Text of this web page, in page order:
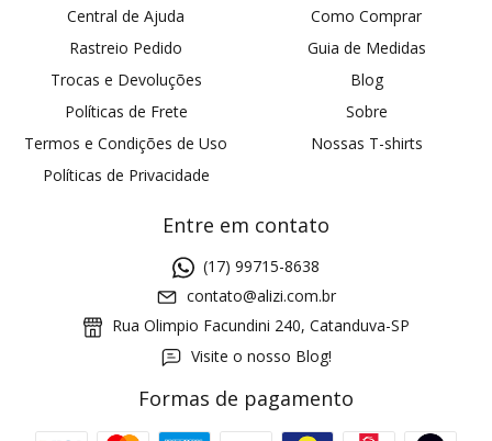
Central de Ajuda
Rastreio Pedido
Trocas e Devoluções
Políticas de Frete
Termos e Condições de Uso
Políticas de Privacidade
Como Comprar
Guia de Medidas
Blog
Sobre
Nossas T-shirts
Entre em contato
(17) 99715-8638
contato@alizi.com.br
Rua Olimpio Facundini 240, Catanduva-SP
Visite o nosso Blog!
Formas de pagamento